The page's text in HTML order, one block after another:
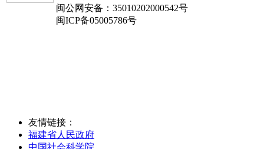
闽公网安备：35010202000542号
闽ICP备05005786号
友情链接：
福建省人民政府
中国社会科学院